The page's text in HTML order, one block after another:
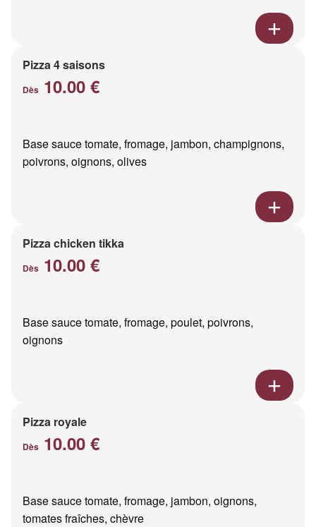
Pizza 4 saisons
Dès 10.00 €
Base sauce tomate, fromage, jambon, champignons,
poivrons, oignons, olives
Pizza chicken tikka
Dès 10.00 €
Base sauce tomate, fromage, poulet, poivrons,
oignons
Pizza royale
Dès 10.00 €
Base sauce tomate, fromage, jambon, oignons,
tomates fraîches, chèvre